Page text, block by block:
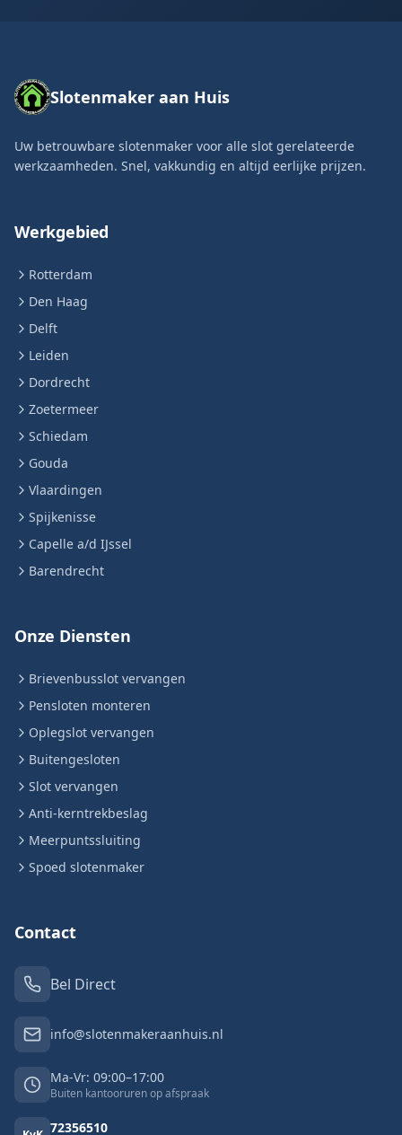
Slotenmaker aan Huis
Uw betrouwbare slotenmaker voor alle slot gerelateerde
werkzaamheden. Snel, vakkundig en altijd eerlijke prijzen.
Werkgebied
Rotterdam
Den Haag
Delft
Leiden
Dordrecht
Zoetermeer
Schiedam
Gouda
Vlaardingen
Spijkenisse
Capelle a/d IJssel
Barendrecht
Onze Diensten
Brievenbusslot vervangen
Pensloten monteren
Oplegslot vervangen
Buitengesloten
Slot vervangen
Anti-kerntrekbeslag
Meerpuntssluiting
Spoed slotenmaker
Contact
Bel Direct
info@slotenmakeraanhuis.nl
Ma-Vr: 09:00–17:00
Buiten kantooruren op afspraak
72356510